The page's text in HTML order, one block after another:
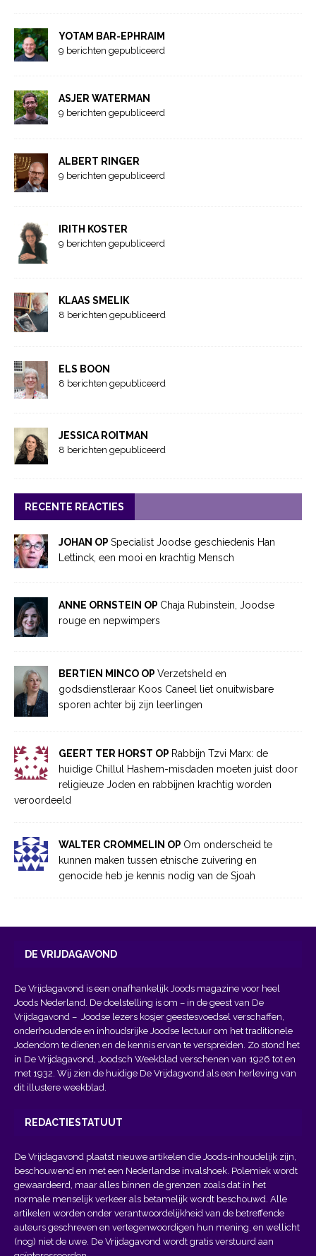
YOTAM BAR-EPHRAIM
9 berichten gepubliceerd
ASJER WATERMAN
9 berichten gepubliceerd
ALBERT RINGER
9 berichten gepubliceerd
IRITH KOSTER
9 berichten gepubliceerd
KLAAS SMELIK
8 berichten gepubliceerd
ELS BOON
8 berichten gepubliceerd
JESSICA ROITMAN
8 berichten gepubliceerd
RECENTE REACTIES
JOHAN OP Specialist Joodse geschiedenis Han
Lettinck, een mooi en krachtig Mensch
ANNE ORNSTEIN OP Chaja Rubinstein, Joodse
rouge en nepwimpers
BERTIEN MINCO OP Verzetsheld en
godsdienstleraar Koos Caneel liet onuitwisbare
sporen achter bij zijn leerlingen
GEERT TER HORST OP Rabbijn Tzvi Marx: de
huidige Chillul Hashem-misdaden moeten juist door
religieuze Joden en rabbijnen krachtig worden
veroordeeld
WALTER CROMMELIN OP Om onderscheid te
kunnen maken tussen etnische zuivering en
genocide heb je kennis nodig van de Sjoah
DE VRIJDAGAVOND
De Vrijdagavond is een onafhankelijk Joods magazine voor heel
Joods Nederland. De doelstelling is om – in de geest van De
Vrijdagavond – Joodse lezers kosjer geestesvoedsel verschaffen,
onderhoudende en inhoudsrijke Joodse lectuur om het traditionele
Jodendom te dienen en de kennis ervan te verspreiden. Zo stond het
in De Vrijdagavond, Joodsch Weekblad verschenen van 1926 tot en
met 1932. Wij zien de huidige De Vrijdagvond als een herleving van
dit illustere weekblad.
REDACTIESTATUUT
De Vrijdagavond plaatst nieuwe artikelen die Joods-inhoudelijk zijn,
beschouwend en met een Nederlandse invalshoek. Polemiek wordt
gewaardeerd, maar alles binnen de grenzen zoals dat in het
normale menselijk verkeer als betamelijk wordt beschouwd. Alle
artikelen worden onder verantwoordelijkheid van de betreffende
auteurs geschreven en vertegenwoordigen hun mening, en wellicht
(nog) niet de uwe. De Vrijdagavond wordt gratis verstuurd aan